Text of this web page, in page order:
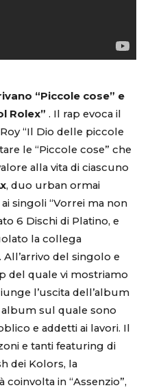
“Piccole cose” e
Rolex” . Il rap evoca il
“Il Dio delle piccole
le “Piccole cose” che
alla vita di ciascuno
, duo urban ormai
singoli “Vorrei ma non
6 Dischi di Platino, e
la collega
. All’arrivo del singolo e
del quale vi mostriamo
l’uscita dell’album
album sul quale sono
e addetti ai lavori. Il
e tanti featuring di
dei Kolors, la
coinvolta in “Assenzio”,